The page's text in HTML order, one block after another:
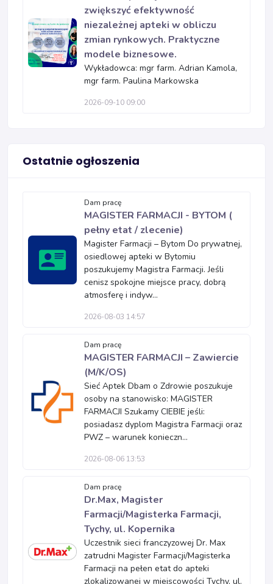
zwiększyć efektywność
niezależnej apteki w obliczu
zmian rynkowych. Praktyczne
modele biznesowe.
Wykładowca: mgr farm. Adrian Kamola,
mgr farm. Paulina Markowska
2026-09-10 09:00
Ostatnie ogłoszenia
Dam pracę
MAGISTER FARMACJI - BYTOM (
pełny etat / zlecenie)
Magister Farmacji – Bytom Do prywatnej,
osiedlowej apteki w Bytomiu
poszukujemy Magistra Farmacji. Jeśli
cenisz spokojne miejsce pracy, dobrą
atmosferę i indyw...
2026-08-03 14:57
Dam pracę
MAGISTER FARMACJI – Zawiercie
(M/K/OS)
Sieć Aptek Dbam o Zdrowie poszukuje
osoby na stanowisko: MAGISTER
FARMACJI Szukamy CIEBIE jeśli:
posiadasz dyplom Magistra Farmacji oraz
PWZ – warunek konieczn...
2026-08-06 13:53
Dam pracę
Dr.Max, Magister
Farmacji/Magisterka Farmacji,
Tychy, ul. Kopernika
Uczestnik sieci franczyzowej Dr. Max
zatrudni Magister Farmacji/Magisterka
Farmacji na pełen etat do apteki
zlokalizowanej w miejscowości Tychy, ul.